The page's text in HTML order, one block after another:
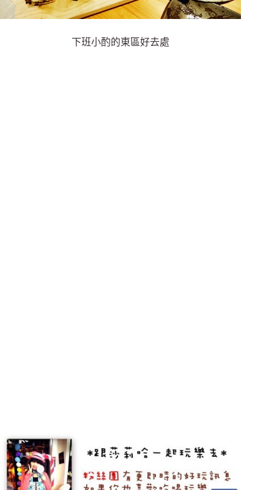
下班小酌的東區好去處